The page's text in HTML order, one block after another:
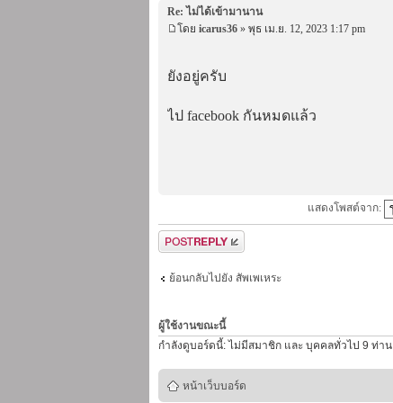
Re: ไม่ได้เข้ามานาน
โดย icarus36 » พุธ เม.ย. 12, 2023 1:17 pm
ยังอยู่ครับ
ไป facebook กันหมดแล้ว
แสดงโพสต์จาก:
ตอบกระทู้
ย้อนกลับไปยัง สัพเพเหระ
ผู้ใช้งานขณะนี้
กำลังดูบอร์ดนี้: ไม่มีสมาชิก และ บุคคลทั่วไป 9 ท่าน
หน้าเว็บบอร์ด